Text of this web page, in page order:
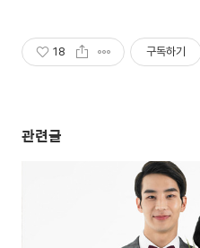
18 구독하기
관련글